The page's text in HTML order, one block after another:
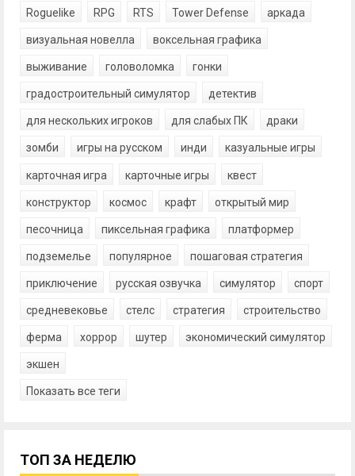
Roguelike RPG RTS Tower Defense аркада
визуальная новелла воксельная графика
выживание головоломка гонки
градостроительный симулятор детектив
для нескольких игроков для слабых ПК драки
зомби игры на русском инди казуальные игры
карточная игра карточные игры квест
конструктор космос крафт открытый мир
песочница пиксельная графика платформер
подземелье популярное пошаговая стратегия
приключение русская озвучка симулятор спорт
средневековье стелс стратегия строительство
ферма хоррор шутер экономический симулятор
экшен
Показать все теги
ТОП ЗА НЕДЕЛЮ